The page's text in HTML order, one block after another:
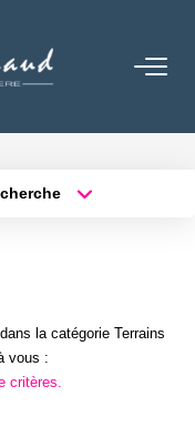
Créer une alerte
la catégorie Terrains
vous :
critères.